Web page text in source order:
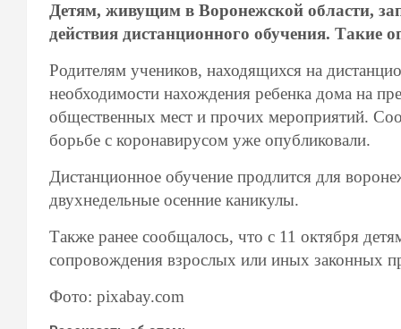
Детям, живущим в Воронежской области,
действия дистанционного обучения. Такие
Родителям учеников, находящихся на
необходимости нахождения ребенка дома на
общественных мест и прочих мероприятий.
борьбе с коронавирусом уже опубликовали.
Дистанционное обучение продлится для
двухнедельные осенние каникулы.
Также ранее сообщалось, что с 11 октября
сопровождения взрослых или иных законных
Фото: pixabay.com